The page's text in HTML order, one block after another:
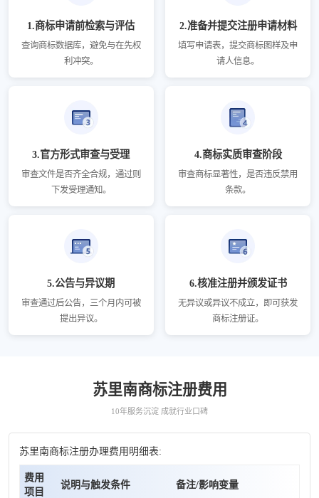
1.商标申请前检索与评估
查询商标数据库，避免与在先权
利冲突。
2.准备并提交注册申请材料
填写申请表，提交商标图样及申
请人信息。
3.官方形式审查与受理
审查文件是否齐全合规，通过则
下发受理通知。
4.商标实质审查阶段
审查商标显著性，是否违反禁用
条款。
5.公告与异议期
审查通过后公告，三个月内可被
提出异议。
6.核准注册并颁发证书
无异议或异议不成立，即可获发
商标注册证。
苏里南商标注册费用
10年服务沉淀 成就行业口碑
苏里南商标注册办理费用明细表:
费用
项目
说明与触发条件 备注/影响变量